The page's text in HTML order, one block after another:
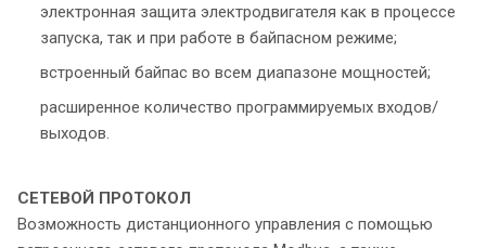
электронная защита электродвигателя как в процессе
запуска, так и при работе в байпасном режиме;
встроенный байпас во всем диапазоне мощностей;
расширенное количество программируемых входов/
выходов.
СЕТЕВОЙ ПРОТОКОЛ
Возможность дистанционного управления с помощью